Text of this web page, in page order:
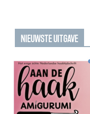
NIEUWSTE UITGAVE